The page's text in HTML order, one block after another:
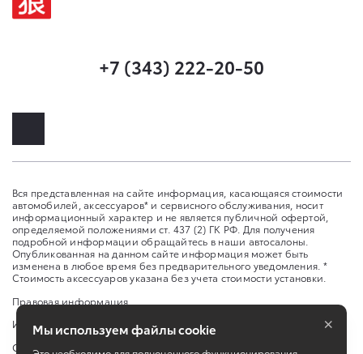
+7 (343) 222-20-50
Вся представленная на сайте информация, касающаяся стоимости
автомобилей, аксессуаров* и сервисного обслуживания, носит
информационный характер и не является публичной офертой,
определяемой положениями ст. 437 (2) ГК РФ. Для получения
подробной информации обращайтесь в наши автосалоны.
Опубликованная на данном сайте информация может быть
изменена в любое время без предварительного уведомления. *
Стоимость аксессуаров указана без учета стоимости установки.
Правовая информация
Изменить настройку cookies
Сбросить cookie
Мы используем файлы cookie ×